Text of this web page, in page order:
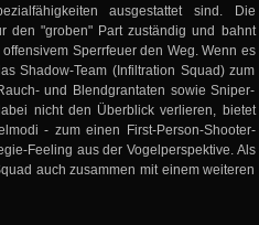
ausgestattet sind. Die
den "groben" Part zuständig und bahnt
Sperrfeuer den Weg. Wenn es
Shadow-Team (Infiltration Squad) zum
und Blendgrantaten sowie Sniper-
nicht den Überblick verlieren, bietet
- zum einen First-Person-Shooter-
Feeling aus der Vogelperspektive. Als
auch zusammen mit einem weiteren